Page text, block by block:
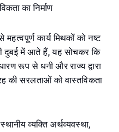
का निर्माण
कार्य मिथकों को नष्ट
में आते हैं, यह सोचकर कि
रूप से धनी और राज्य द्वारा
की सरलताओं को वास्तविकता
व्यक्ति अर्थव्यवस्था,